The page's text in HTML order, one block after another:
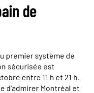
de
premier système de
sécurisée est
entre 11 h et 21 h.
d'admirer Montréal et